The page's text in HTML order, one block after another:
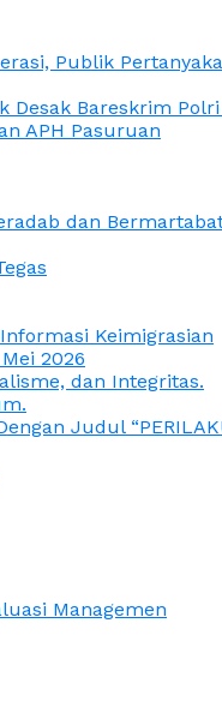
Publik
Bareskrim
APH Pasuruan
dan
Keimigrasian
2026
dan Integritas.
Judul
Managemen